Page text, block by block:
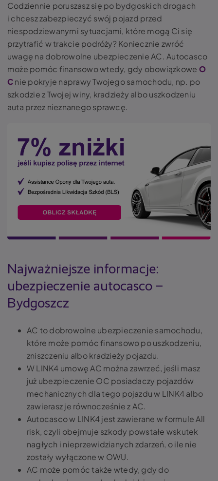
Codziennie poruszasz się po bydgoskich drogach
i chcesz zabezpieczyć swój pojazd przed
niespodziewanymi sytuacjami, które mogą Ci się
przytrafić w trakcie podróży? Koniecznie zwróć
uwagę na dobrowolne ubezpieczenie AC. Autocasco
może pomóc finansowo wtedy, gdy obowiązkowe O
Cnie pokryje naprawy Twojego samochodu, np. po
szkodzie z Twojej winy, kradzieży albo uszkodzeniu
auta przez nieznanego sprawcę.
Najważniejsze informacje:
ubezpieczenie autocasco –
Bydgoszcz
AC to dobrowolne ubezpieczenie samochodu,
które może pomóc finansowo po uszkodzeniu,
zniszczeniu albo kradzieży pojazdu.
W LINK4 umowę AC można zawrzeć, jeśli masz
już ubezpieczenie OC posiadaczy pojazdów
mechanicznych dla tego pojazdu w LINK4 albo
zawierasz je równocześnie z AC.
Autocasco w LINK4 jest zawierane w formule All
risk, czyli obejmuje szkody powstałe wskutek
nagłych i nieprzewidzianych zdarzeń, o ile nie
zostały wyłączone w OWU.
AC może pomóc także wtedy, gdy do